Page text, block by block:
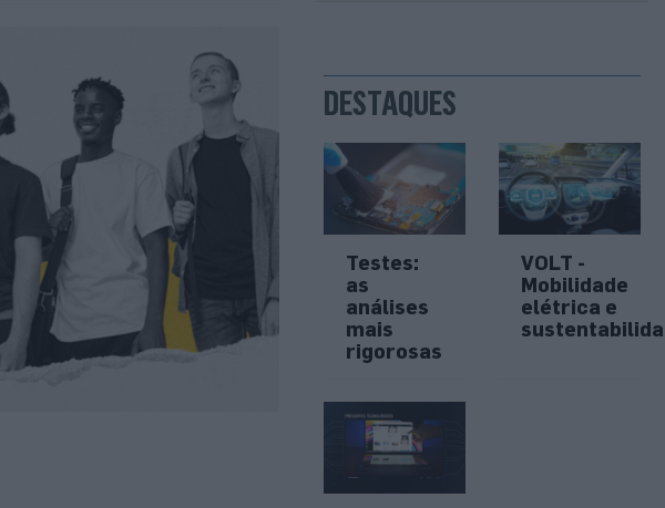
DESTAQUES
Testes:
as
análises
mais
rigorosas
VOLT -
Mobilidade
elétrica e